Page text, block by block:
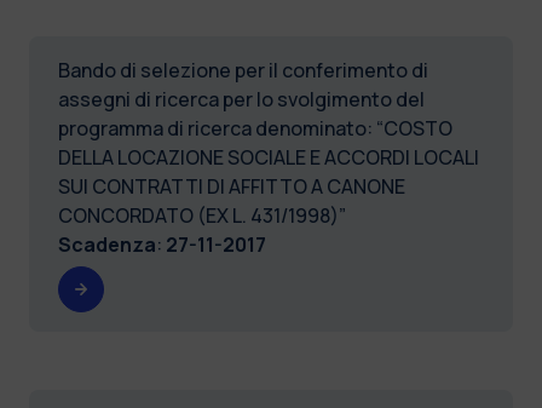
Bando di selezione per il conferimento di
assegni di ricerca per lo svolgimento del
programma di ricerca denominato: “COSTO
DELLA LOCAZIONE SOCIALE E ACCORDI LOCALI
SUI CONTRATTI DI AFFITTO A CANONE
CONCORDATO (EX L. 431/1998)”
Scadenza: 27-11-2017